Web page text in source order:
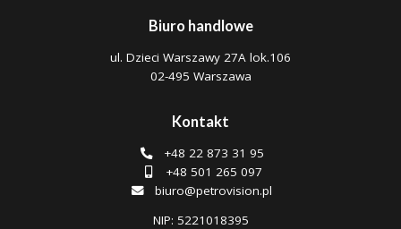
Biuro handlowe
ul. Dzieci Warszawy 27A lok.106
02-495 Warszawa
Kontakt
+48 22 873 31 95
+48 501 265 097
biuro@petrovision.pl
NIP: 5221018395